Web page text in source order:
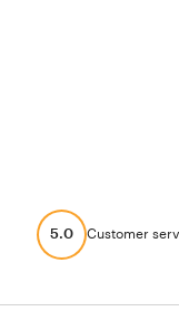
5.0 Customer